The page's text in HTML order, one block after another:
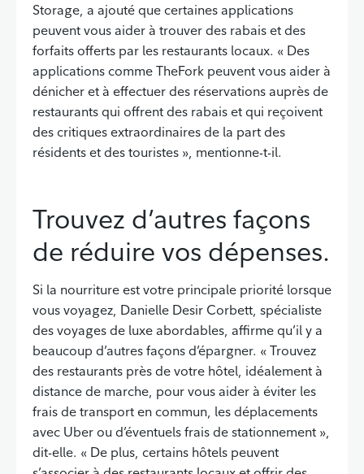
Storage, a ajouté que certaines applications
peuvent vous aider à trouver des rabais et des
forfaits offerts par les restaurants locaux. « Des
applications comme TheFork peuvent vous aider à
dénicher et à effectuer des réservations auprès de
restaurants qui offrent des rabais et qui reçoivent
des critiques extraordinaires de la part des
résidents et des touristes », mentionne-t-il.
Trouvez d’autres façons
de réduire vos dépenses.
Si la nourriture est votre principale priorité lorsque
vous voyagez, Danielle Desir Corbett, spécialiste
des voyages de luxe abordables, affirme qu’il y a
beaucoup d’autres façons d’épargner. « Trouvez
des restaurants près de votre hôtel, idéalement à
distance de marche, pour vous aider à éviter les
frais de transport en commun, les déplacements
avec Uber ou d’éventuels frais de stationnement »,
dit-elle. « De plus, certains hôtels peuvent